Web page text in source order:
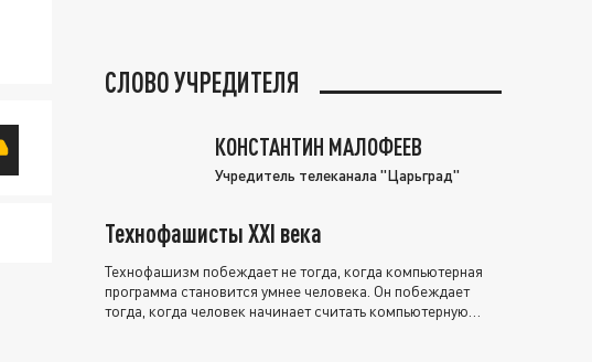
СЛОВО УЧРЕДИТЕЛЯ
КОНСТАНТИН МАЛОФЕЕВ
Учредитель телеканала "Царьград"
Технофашисты XXI века
Технофашизм побеждает не тогда, когда компьютерная
программа становится умнее человека. Он побеждает
тогда, когда человек начинает считать компьютерную